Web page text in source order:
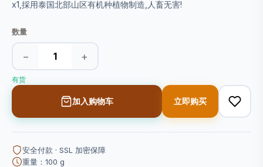
x1,採用泰国北部山区有机种植物制造,人畜无害!
数量
− +
有货
加入购物车 立即购买
安全付款 · SSL 加密保障
重量：100 g